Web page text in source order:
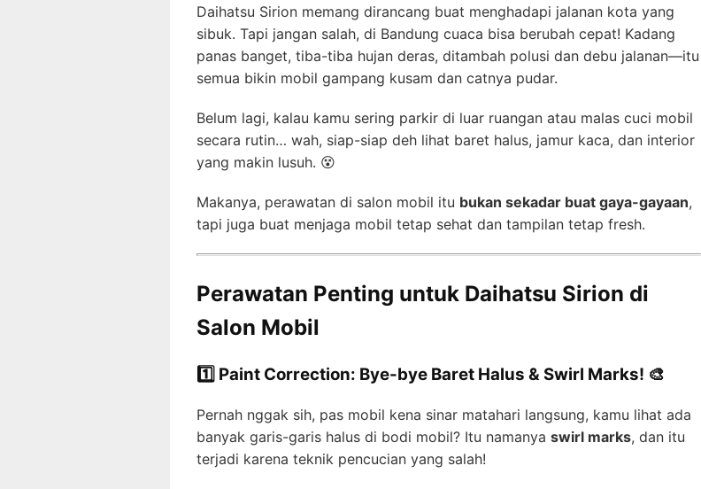
Daihatsu Sirion memang dirancang buat menghadapi jalanan kota yang
sibuk. Tapi jangan salah, di Bandung cuaca bisa berubah cepat! Kadang
panas banget, tiba-tiba hujan deras, ditambah polusi dan debu jalanan—itu
semua bikin mobil gampang kusam dan catnya pudar.
Belum lagi, kalau kamu sering parkir di luar ruangan atau malas cuci mobil
secara rutin… wah, siap-siap deh lihat baret halus, jamur kaca, dan interior
yang makin lusuh. 😵
Makanya, perawatan di salon mobil itu bukan sekadar buat gaya-gayaan,
tapi juga buat menjaga mobil tetap sehat dan tampilan tetap fresh.
Perawatan Penting untuk Daihatsu Sirion di
Salon Mobil
1️⃣ Paint Correction: Bye-bye Baret Halus & Swirl Marks! 🎨
Pernah nggak sih, pas mobil kena sinar matahari langsung, kamu lihat ada
banyak garis-garis halus di bodi mobil? Itu namanya swirl marks, dan itu
terjadi karena teknik pencucian yang salah!